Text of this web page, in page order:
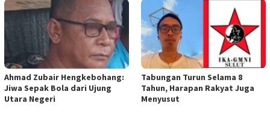
Ahmad Zubair Hengkebohang:
Jiwa Sepak Bola dari Ujung
Utara Negeri
Tabungan Turun Selama 8
Tahun, Harapan Rakyat Juga
Menyusut